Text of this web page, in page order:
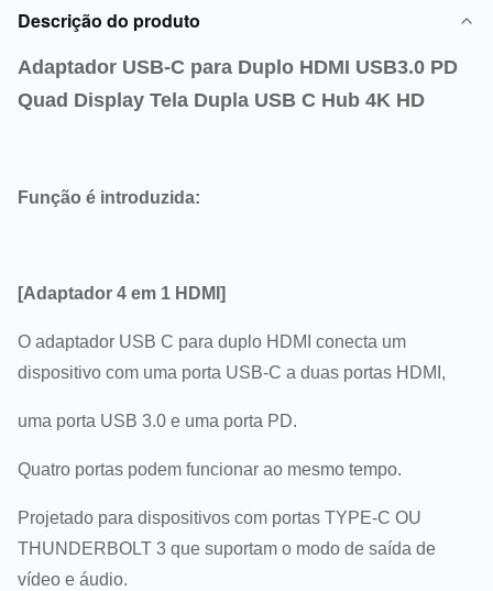
Descrição do produto
Adaptador USB-C para Duplo HDMI USB3.0 PD
Quad Display Tela Dupla USB C Hub 4K HD
Função é introduzida:
[Adaptador 4 em 1 HDMI]
O adaptador USB C para duplo HDMI conecta um
dispositivo com uma porta USB-C a duas portas HDMI,
uma porta USB 3.0 e uma porta PD.
Quatro portas podem funcionar ao mesmo tempo.
Projetado para dispositivos com portas TYPE-C OU
THUNDERBOLT 3 que suportam o modo de saída de
vídeo e áudio.